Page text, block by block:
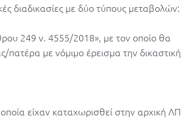
διαδικασίες με δύο τύπους μεταβολών:
249 ν. 4555/2018», με τον οποίο θα
πατέρα με νόμιμο έρεισμα την δικαστική
είχαν καταχωρισθεί στην αρχική ΛΠ